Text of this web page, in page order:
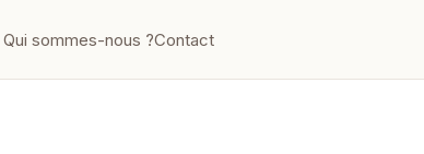
Qui sommes-nous ?Contact